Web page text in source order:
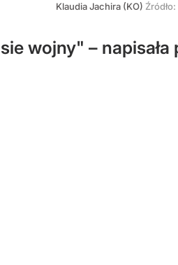
Klaudia Jachira (KO) Źródło:
wojny" – napisała